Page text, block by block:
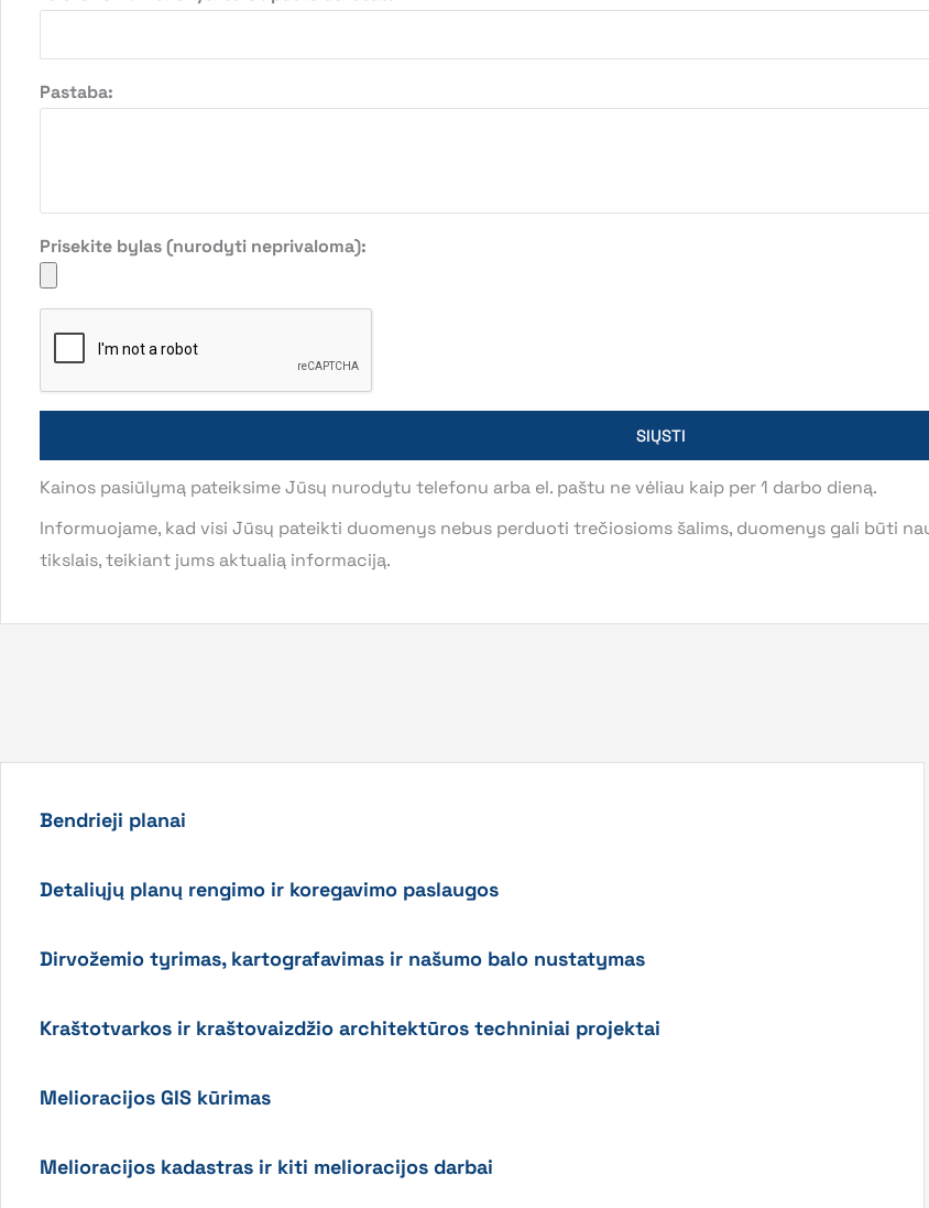
Pastaba:
Prisekite bylas (nurodyti neprivaloma):
SIŲSTI
Kainos pasiūlymą pateiksime Jūsų nurodytu telefonu arba el. paštu ne vėliau kaip per 1 darbo dieną.
Informuojame, kad visi Jūsų pateikti duomenys nebus perduoti trečiosioms šalims, duomenys gali būti
tikslais, teikiant jums aktualią informaciją.
Bendrieji planai
Detaliųjų planų rengimo ir koregavimo paslaugos
Dirvožemio tyrimas, kartografavimas ir našumo balo nustatymas
Kraštotvarkos ir kraštovaizdžio architektūros techniniai projektai
Melioracijos GIS kūrimas
Melioracijos kadastras ir kiti melioracijos darbai